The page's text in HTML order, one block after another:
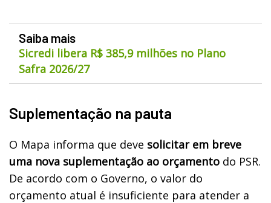
Saiba mais
Sicredi libera R$ 385,9 milhões no Plano
Safra 2026/27
Suplementação na pauta
O Mapa informa que deve solicitar em breve
uma nova suplementação ao orçamento do PSR.
De acordo com o Governo, o valor do
orçamento atual é insuficiente para atender a